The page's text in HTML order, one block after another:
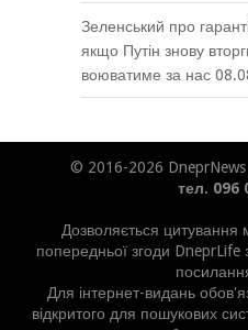
Зеленський про
якщо Путін знову
воюватиме за нас
© 2016-2026 DneprNews
тел. 096
Дозволяється цитування
попередньої згоди DneprLife
Для інтернет-видань
відкритого для пошукових